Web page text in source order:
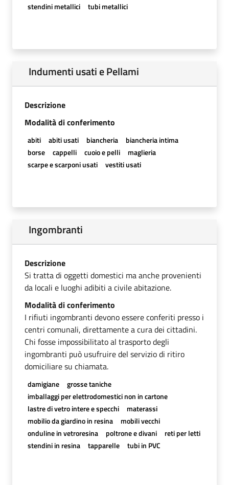
stendini metallici
tubi metallici
Indumenti usati e Pellami
Descrizione
Modalità di conferimento
abiti abiti usati biancheria
biancheria intima
borse
cappelli cuoio e pelli
maglieria
scarpe e scarponi usati
vestiti usati
Ingombranti
Descrizione
Si tratta di oggetti domestici ma anche provenienti
da locali e luoghi adibiti a civile abitazione.
Modalità di conferimento
I rifiuti ingombranti devono essere conferiti presso i
centri comunali, direttamente a cura dei cittadini.
Chi fosse impossibilitato al trasporto degli
ingombranti può usufruire del servizio di ritiro
domiciliare su chiamata.
damigiane
grosse taniche
imballaggi per elettrodomestici non in cartone
lastre di vetro intere e specchi
materassi
mobilio da giardino in resina
mobili vecchi
onduline in vetroresina
poltrone e divani
reti per letti
stendini in resina
tapparelle tubi in PVC